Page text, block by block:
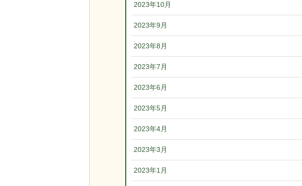
2023年10月
2023年9月
2023年8月
2023年7月
2023年6月
2023年5月
2023年4月
2023年3月
2023年1月